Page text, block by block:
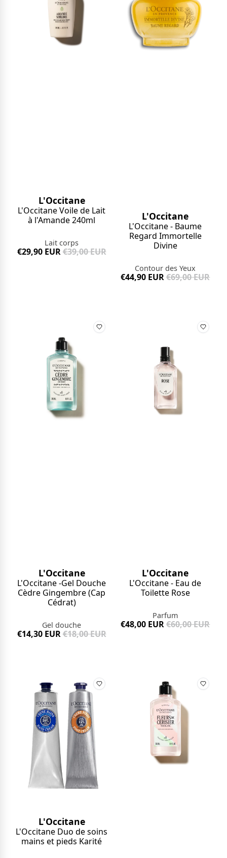
L'Occitane
L'Occitane Voile de Lait
à l'Amande 240ml
Lait corps
€29,90 EUR€39,00 EUR
L'Occitane
L'Occitane - Baume
Regard Immortelle
Divine
Contour des Yeux
€44,90 EUR€69,00 EUR
L'Occitane
L'Occitane -Gel Douche
Cèdre Gingembre (Cap
Cédrat)
Gel douche
€14,30 EUR€18,00 EUR
L'Occitane
L'Occitane - Eau de
Toilette Rose
Parfum
€48,00 EUR€60,00 EUR
L'Occitane
L'Occitane Duo de soins
mains et pieds Karité